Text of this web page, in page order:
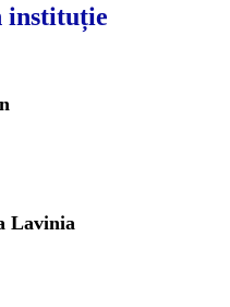
instituție
Lavinia